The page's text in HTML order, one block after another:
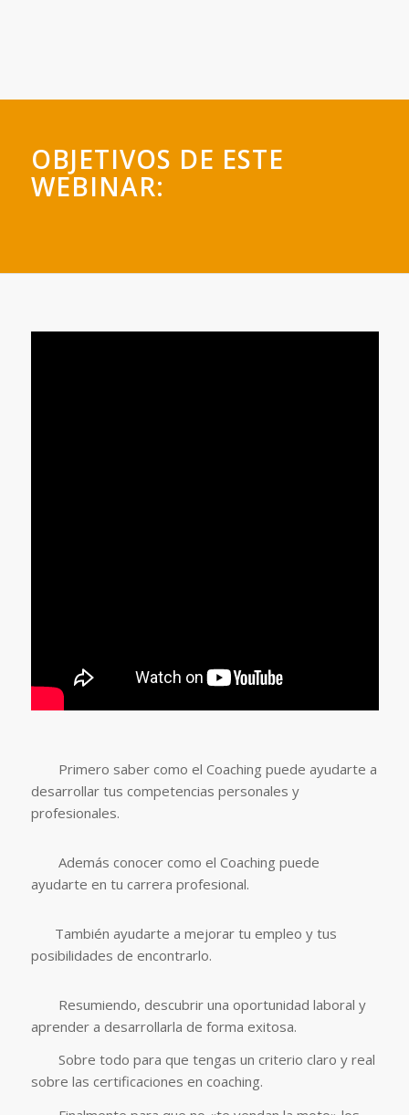
OBJETIVOS DE ESTE
WEBINAR:
Primero saber como el Coaching puede ayudarte a
desarrollar tus competencias personales y
profesionales.
Además conocer como el Coaching puede
ayudarte en tu carrera profesional.
También ayudarte a mejorar tu empleo y tus
posibilidades de encontrarlo.
Resumiendo, descubrir una oportunidad laboral y
aprender a desarrollarla de forma exitosa.
Sobre todo para que tengas un criterio claro y real
sobre las certificaciones en coaching.